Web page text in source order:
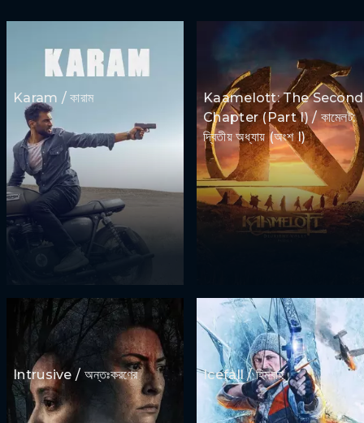
Karam / কারাম
Kaamelott: The Second
Chapter (Part I) / কামেলট:
দ্বিতীয় অধ্যায় (অংশ I)
Intrusive / অন্তঃকরণের Icefall / হিমবাহ